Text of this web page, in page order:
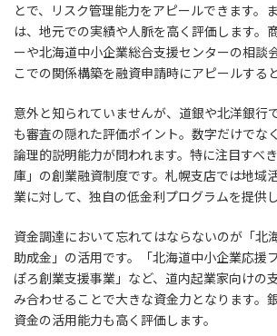
とで、リスク管理能力をアピールできます。
は、地元での実績や人脈を高く評価します。
ーや北海道中小企業総合支援センターの相談
こでの関係構築を融資申請時にアピールする
意外と知られていませんが、道銀や北洋銀行
も審査の隠れた評価ポイント。数字だけでな
論理的説明能力が問われます。特に注目すべ
庫」の創業融資制度です。札幌支店では地域
業に対して、独自の低金利プログラムを提供し
資金調達において忘れてはならないのが「北
助成金」の活用です。「北海道中小企業応援
ぽろ創業支援事業」など、道内起業家向けの
み合わせることで大きな資金力となります。
資金の活用能力も高く評価します。